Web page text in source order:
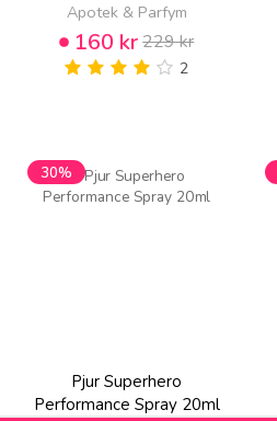
Apotek & Parfym
160 kr229 kr
2
30%
Pjur Superhero
Performance Spray 20ml